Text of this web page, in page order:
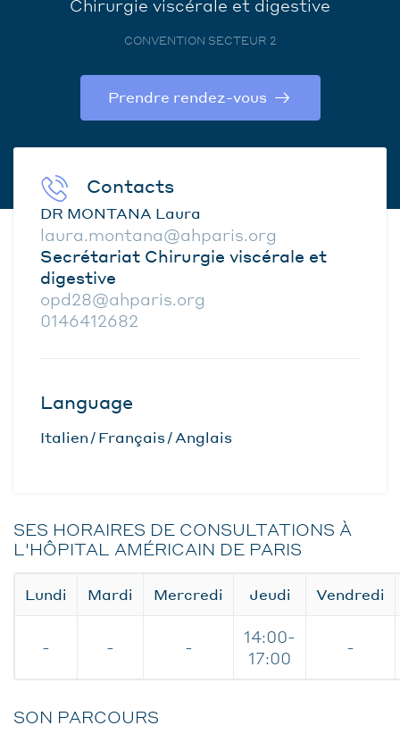
Chirurgie viscérale et digestive
CONVENTION SECTEUR 2
Prendre rendez-vous
Contacts
DR MONTANA Laura
laura.montana@ahparis.org
Secrétariat Chirurgie viscérale et
digestive
opd28@ahparis.org
0146412682
Language
Italien Français Anglais
SES HORAIRES DE CONSULTATIONS À
L'HÔPITAL AMÉRICAIN DE PARIS
Lundi Mardi Mercredi Jeudi Vendredi
- - -
14:00-
17:00
-
SON PARCOURS